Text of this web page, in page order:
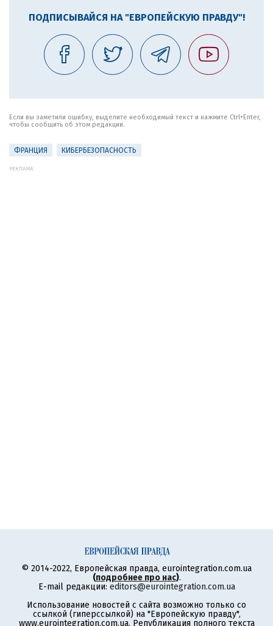
ПОДПИСЫВАЙСЯ НА "ЕВРОПЕЙСКУЮ ПРАВДУ"!
Если вы заметили ошибку, выделите необходимый текст и нажмите Ctrl+Enter,
чтобы сообщить об этом редакции.
ФРАНЦИЯ КИБЕРБЕЗОПАСНОСТЬ
РЕКЛАМА:
© 2014-2022, Европейская правда, eurointegration.com.ua
(подробнее про нас).
E-mail редакции: editors@eurointegration.com.ua
Использование новостей с сайта возможно только со
ссылкой (гиперссылкой) на "Европейскую правду",
www.eurointegration.com.ua. Републикация полного текста